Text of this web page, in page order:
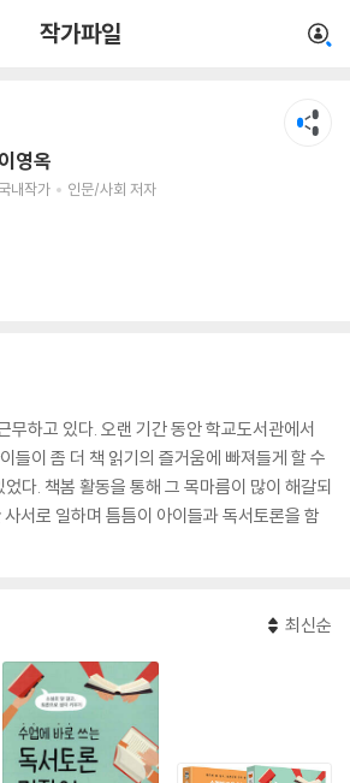
작가파일
이영옥
내작가 인문/사회 저자
회 저자
무하고 있다. 오랜 기간 동안 학교도서관에서
들이 좀 더 책 읽기의 즐거움에 빠져들게 할 수
다. 책봄 활동을 통해 그 목마름이 많이 해갈되
서로 일하며 틈틈이 아이들과 독서토론을 함
최신순